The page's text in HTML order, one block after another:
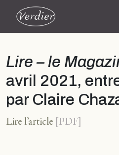
Lire – le
avril 2021,
par Claire
Lire l’article